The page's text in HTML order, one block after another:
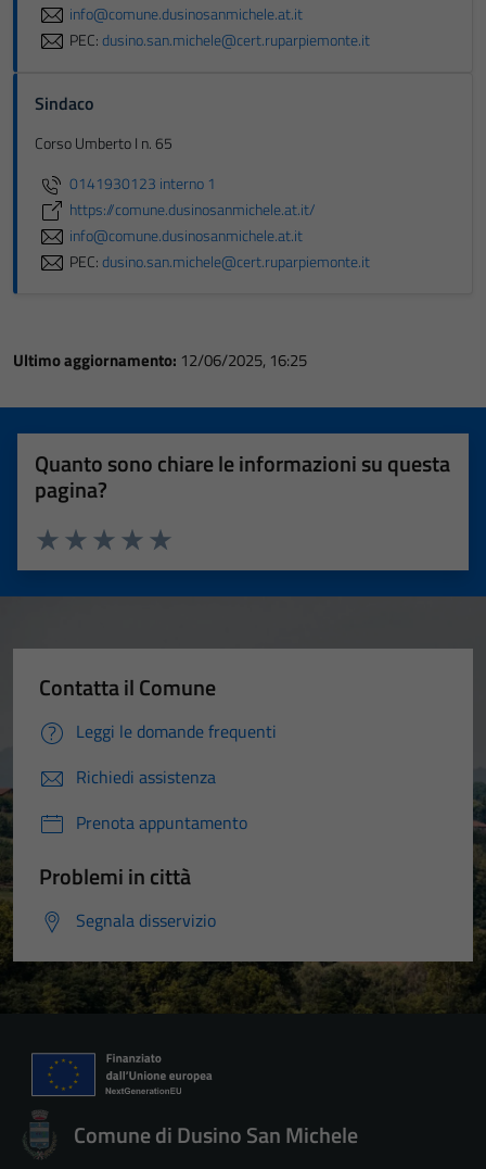
info@comune.dusinosanmichele.at.it
PEC:dusino.san.michele@cert.ruparpiemonte.it
Sindaco
Corso Umberto I n. 65
0141930123 interno 1
https://comune.dusinosanmichele.at.it/
info@comune.dusinosanmichele.at.it
PEC:dusino.san.michele@cert.ruparpiemonte.it
Ultimo aggiornamento: 12/06/2025, 16:25
Quanto sono chiare le informazioni su questa
pagina?
Valuta 5 stelle su 5
Valuta 4 stelle su 5
Valuta 3 stelle su 5
Valuta 2 stelle su 5
Valuta 1 stelle su 5
Contatta il Comune
Leggi le domande frequenti
Richiedi assistenza
Prenota appuntamento
Problemi in città
Segnala disservizio
Comune di Dusino San Michele